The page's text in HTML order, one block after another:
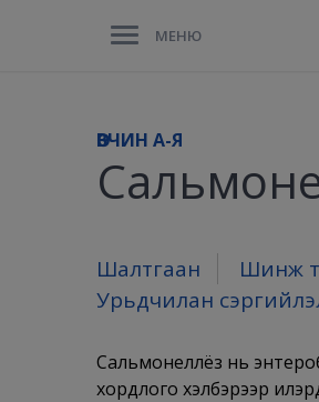
МЕНЮ
ӨВЧИН A-Я
Шалтгаан Шинж
Урьдчилан
Сальмонеллёз нь
хордлого хэлбэрээр